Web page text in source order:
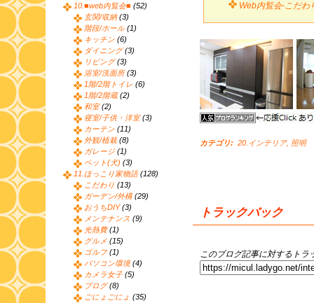
Web内覧会-こだわ
カテゴリ: 20.インテリア, 照明
トラックバック
このブログ記事に対するトラ
10.■web内覧会■ (52)
玄関/収納(3)
階段/ホール(1)
キッチン (6)
ダイニング(3)
リビング(3)
浴室/洗面所(3)
1階/2階トイレ (6)
1階/2階蔵(2)
和室(2)
寝室/子供・洋室(3)
カーテン (11)
外観/植栽(8)
ガレージ (1)
ペット(犬) (3)
11.ほっこり家物語(128)
こだわり (13)
ガーデン/外構(29)
おうちDIY(3)
メンテナンス (9)
光熱費(1)
グルメ (15)
ゴルフ (1)
パソコン環境(4)
カメラ女子 (5)
ブログ(8)
ごにょごにょ (35)